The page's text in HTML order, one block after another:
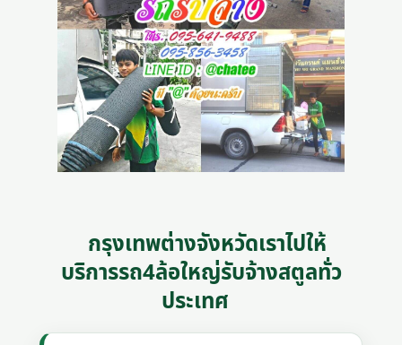
กรุงเทพต่างจังหวัดเราไปให้
บริการรถ4ล้อใหญ่รับจ้างสตูลทั่ว
ประเทศ